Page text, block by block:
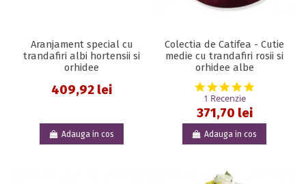
Aranjament special cu
trandafiri albi hortensii si
orhidee
409,92 lei
Adauga in cos
Colectia de Catifea - Cutie
medie cu trandafiri rosii si
orhidee albe
5.0 star
1 Recenzie
371,70 lei
Adauga in cos